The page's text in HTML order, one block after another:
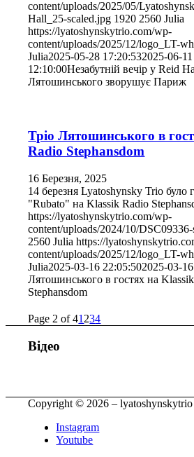
content/uploads/2025/05/
Hall_25-scaled.jpg 1920 2560 Julia
https://lyatoshynskytrio.com/wp-
content/uploads/2025/12/logo_LT-
Julia2025-05-28 17:20:532025-06-11
12:10:00Незабутній вечір у Reid
Лятошинського зворушує Париж
Тріо Лятошинського в
Radio Stephansdom
16 Березня, 2025
14 березня Lyatoshynsky Trio було
"Rubato" на Klassik Radio
https://lyatoshynskytrio.com/wp-
content/uploads/2024/10/
2560 Julia https://
content/uploads/2025/12/logo_LT-
Julia2025-03-16 22:05:502025-03-
Лятошинського в гостях на
Stephansdom
Page 2 of 41 234
Відео
Copyright © 2026 – lyatoshynskytrio
Instagram
Youtube